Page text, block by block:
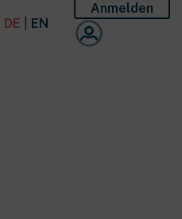
DE EN
Anmelden